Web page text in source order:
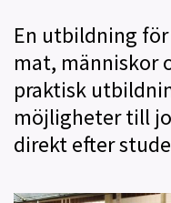
En utbildning
mat, människor
praktisk
möjligheter till
direkt efter